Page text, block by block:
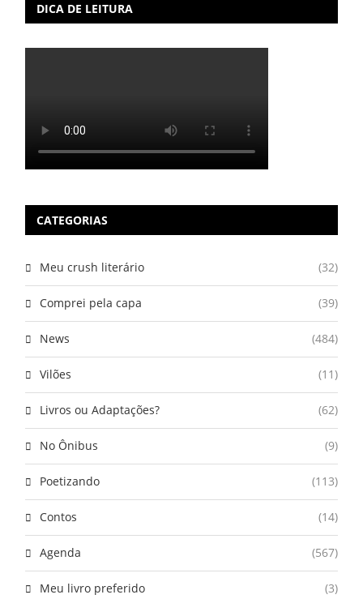
DICA DE LEITURA
CATEGORIAS
Meu crush literário (32)
Comprei pela capa (39)
News (484)
Vilões (11)
Livros ou Adaptações? (62)
No Ônibus (9)
Poetizando (113)
Contos (14)
Agenda (567)
Meu livro preferido (3)